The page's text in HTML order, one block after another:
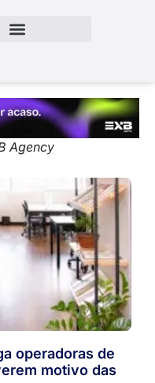
Agency
operadoras de
motivo das